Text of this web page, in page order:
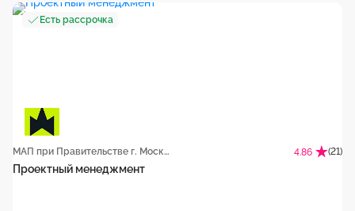
Есть рассрочка
МАП при Правительстве г. Москвы 4.86 (21)
Проектный менеджмент